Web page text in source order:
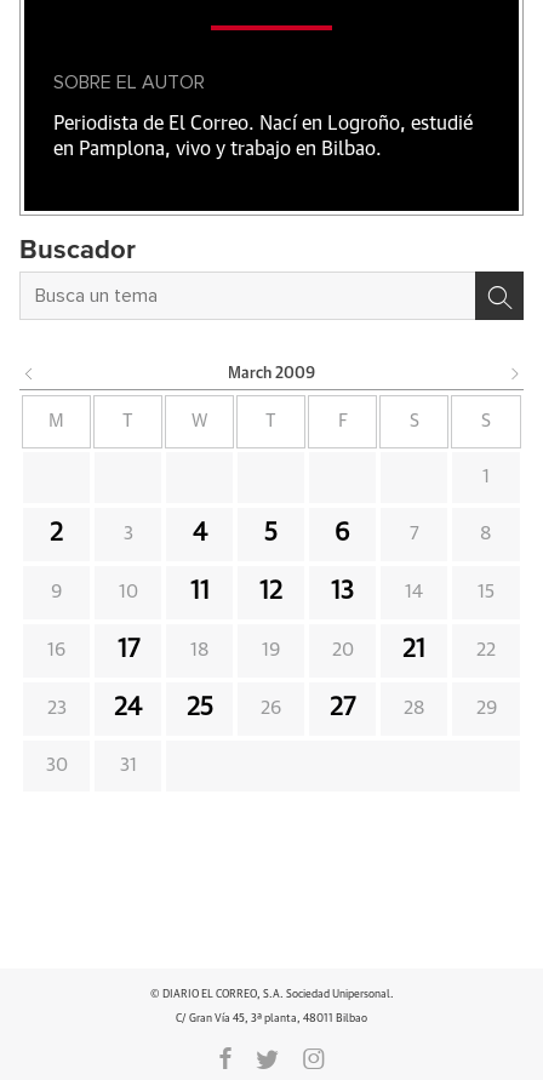
SOBRE EL AUTOR
Periodista de El Correo. Nací en Logroño, estudié
en Pamplona, vivo y trabajo en Bilbao.
Buscador
March 2009
M W F S S
1
2 3 4 5 6 7 8
9 10 11 12 13 14 15
16 17 18 19 20 21 22
23 24 25 26 27 28 29
30 31
© DIARIO EL CORREO, S.A. Sociedad Unipersonal.
C/ Gran Vía 45, 3ª planta, 48011 Bilbao